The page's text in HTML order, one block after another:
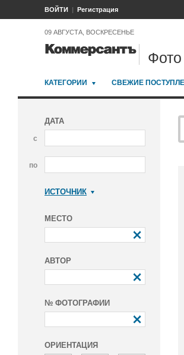
ВОЙТИ Регистрация
09 АВГУСТА, ВОСКРЕСЕНЬЕ
Фото
КАТЕГОРИИ СВЕЖИЕ
ДАТА
с
по
ИСТОЧНИК
МЕСТО
АВТОР
№ ФОТОГРАФИИ
ОРИЕНТАЦИЯ